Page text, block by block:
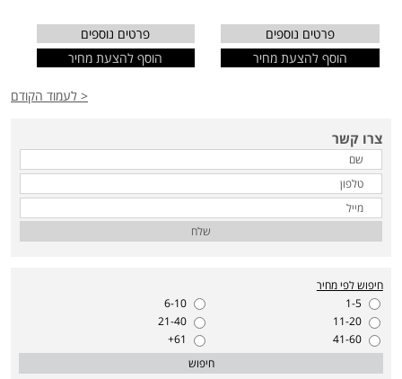
פרטים נוספים
הוסף להצעת מחיר
פרטים נוספים
הוסף להצעת מחיר
< לעמוד הקודם
צרו קשר
שלח
חיפוש לפי מחיר
1-5
6-10
11-20
21-40
41-60
61+
חיפוש